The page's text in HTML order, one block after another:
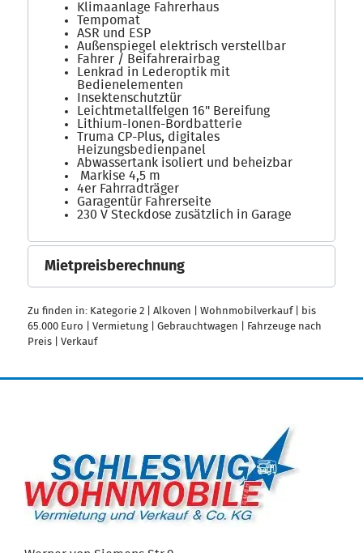
Klimaanlage Fahrerhaus
Tempomat
ASR und ESP
Außenspiegel elektrisch verstellbar
Fahrer / Beifahrerairbag
Lenkrad in Lederoptik mit
Bedienelementen
Insektenschutztür
Leichtmetallfelgen 16" Bereifung
Lithium-Ionen-Bordbatterie
Truma CP-Plus, digitales
Heizungsbedienpanel
Abwassertank isoliert und beheizbar
Markise 4,5 m
4er Fahrradträger
Garagentür Fahrerseite
230 V Steckdose zusätzlich in Garage
Mietpreisberechnung
Zu finden in: Kategorie 2 Alkoven Wohnmobilverkauf|
bis
65.000 Euro
Vermietung Gebrauchtwagen
Fahrzeuge nach
Preis
Verkauf